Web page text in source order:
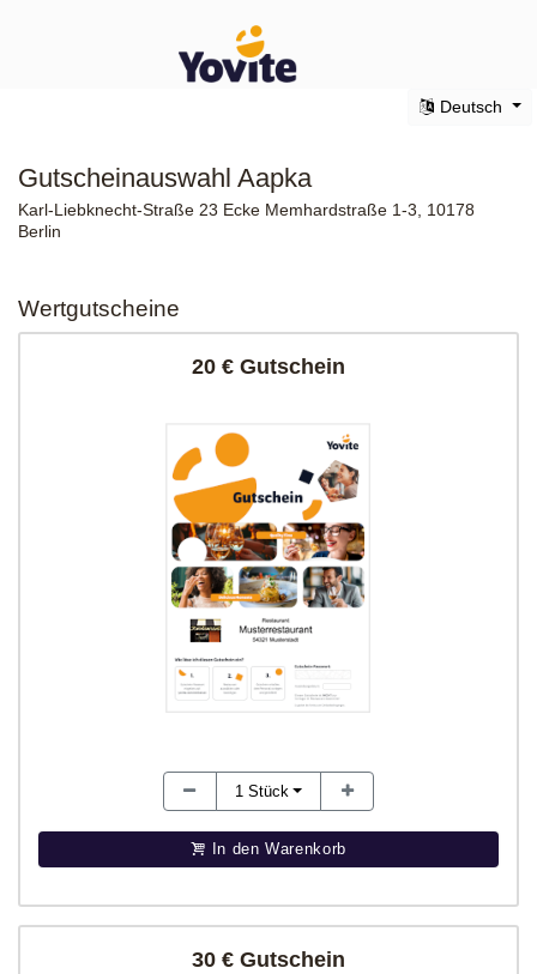
Deutsch
Gutscheinauswahl Aapka
Karl-Liebknecht-Straße 23 Ecke Memhardstraße 1-3, 10178
Berlin
Wertgutscheine
20 € Gutschein
1 Stück
In den Warenkorb
30 € Gutschein